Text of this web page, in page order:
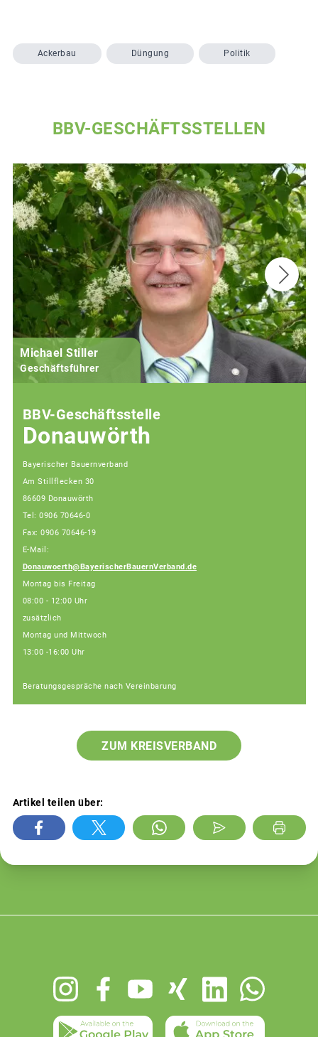
Ackerbau Düngung Politik
BBV-GESCHÄFTSSTELLEN
Michael Stiller
Geschäftsführer
BBV-Geschäftsstelle
Donauwörth
Bayerischer Bauernverband
Am Stillflecken 30
86609 Donauwörth
Tel: 0906 70646-0
Fax: 0906 70646-19
E-Mail:
Donauwoerth@BayerischerBauernVerband.de
Montag bis Freitag
08:00 - 12:00 Uhr
zusätzlich
Montag und Mittwoch
13:00 -16:00 Uhr
Beratungsgespräche nach Vereinbarung
ZUM KREISVERBAND
Artikel teilen über: